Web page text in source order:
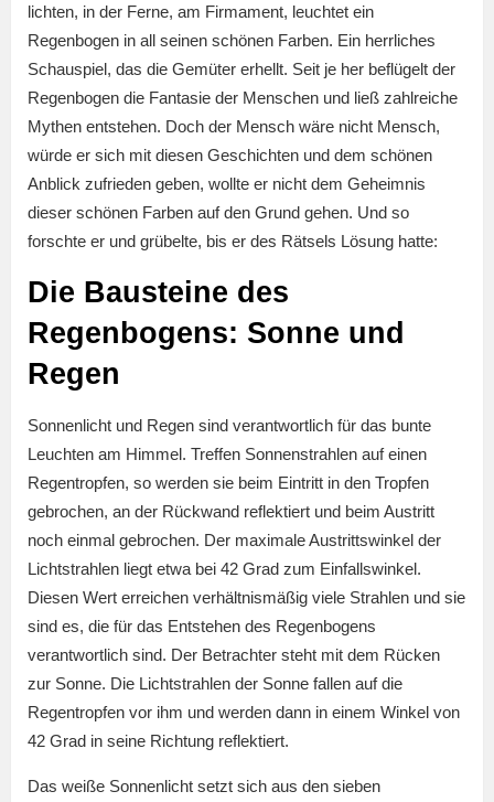
lichten, in der Ferne, am Firmament, leuchtet ein
Regenbogen in all seinen schönen Farben. Ein herrliches
Schauspiel, das die Gemüter erhellt. Seit je her beflügelt der
Regenbogen die Fantasie der Menschen und ließ zahlreiche
Mythen entstehen. Doch der Mensch wäre nicht Mensch,
würde er sich mit diesen Geschichten und dem schönen
Anblick zufrieden geben, wollte er nicht dem Geheimnis
dieser schönen Farben auf den Grund gehen. Und so
forschte er und grübelte, bis er des Rätsels Lösung hatte:
Die Bausteine des
Regenbogens: Sonne und
Regen
Sonnenlicht und Regen sind verantwortlich für das bunte
Leuchten am Himmel. Treffen Sonnenstrahlen auf einen
Regentropfen, so werden sie beim Eintritt in den Tropfen
gebrochen, an der Rückwand reflektiert und beim Austritt
noch einmal gebrochen. Der maximale Austrittswinkel der
Lichtstrahlen liegt etwa bei 42 Grad zum Einfallswinkel.
Diesen Wert erreichen verhältnismäßig viele Strahlen und sie
sind es, die für das Entstehen des Regenbogens
verantwortlich sind. Der Betrachter steht mit dem Rücken
zur Sonne. Die Lichtstrahlen der Sonne fallen auf die
Regentropfen vor ihm und werden dann in einem Winkel von
42 Grad in seine Richtung reflektiert.
Das weiße Sonnenlicht setzt sich aus den sieben